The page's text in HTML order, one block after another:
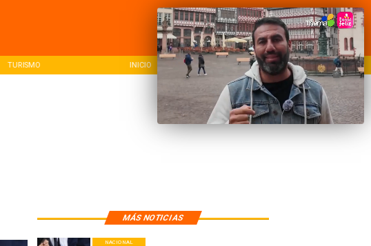
TURISMO INICIO NACIONAL
MÁS NOTICIAS
NACIONAL